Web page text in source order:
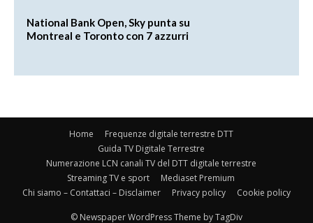
National Bank Open, Sky punta su
Montreal e Toronto con 7 azzurri
Home
Frequenze digitale terrestre DTT
Guida TV Digitale Terrestre
Numerazione LCN canali TV del DTT digitale terrestre
Streaming TV e sport
Mediaset Premium
Chi siamo – Contattaci – Disclaimer
Privacy policy Cookie policy
© Newspaper WordPress Theme by TagDiv